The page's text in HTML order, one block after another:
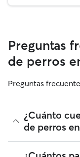
Preguntas
de perros
Preguntas
¿Cuánto
de perros
Los paseadores